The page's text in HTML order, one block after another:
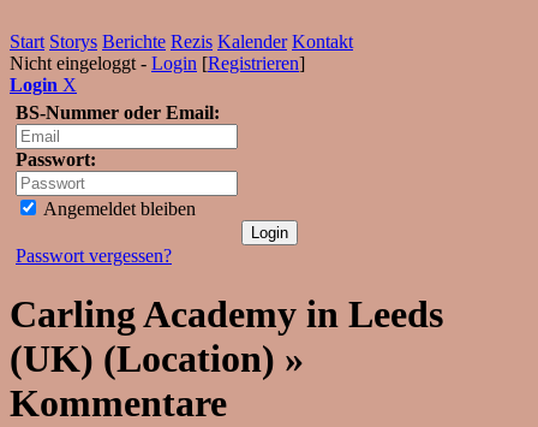
Start Storys Berichte Rezis Kalender Kontakt
Nicht eingeloggt - Login [Registrieren]
Login X
BS-Nummer oder Email:
Passwort:
Angemeldet bleiben
Passwort vergessen?
Carling Academy in Leeds
(UK) (Location) »
Kommentare